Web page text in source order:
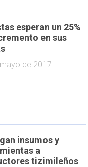
esperan un 25%
en sus
de 2017
insumos y
a
tizimileños